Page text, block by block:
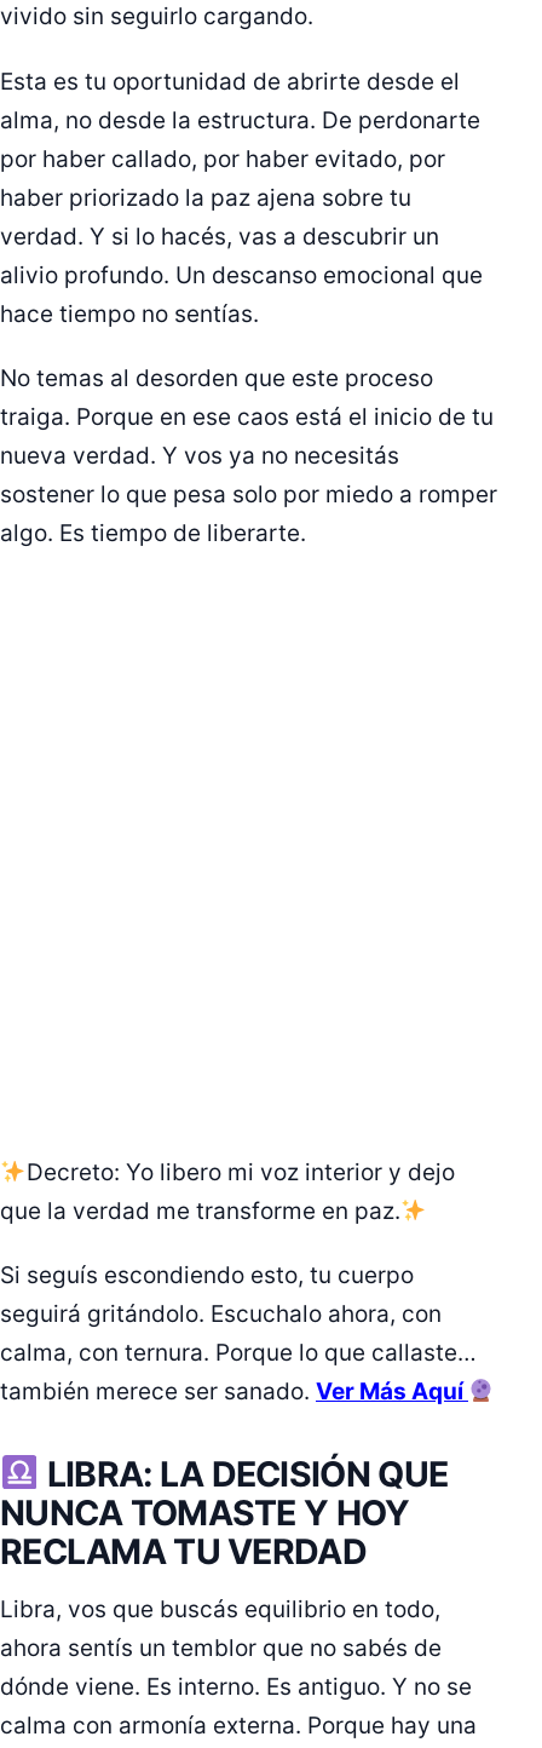
vivido sin seguirlo cargando.
Esta es tu oportunidad de abrirte desde el
alma, no desde la estructura. De perdonarte
por haber callado, por haber evitado, por
haber priorizado la paz ajena sobre tu
verdad. Y si lo hacés, vas a descubrir un
alivio profundo. Un descanso emocional que
hace tiempo no sentías.
No temas al desorden que este proceso
traiga. Porque en ese caos está el inicio de tu
nueva verdad. Y vos ya no necesitás
sostener lo que pesa solo por miedo a romper
algo. Es tiempo de liberarte.
Decreto: Yo libero mi voz interior y dejo
que la verdad me transforme en paz.
Si seguís escondiendo esto, tu cuerpo
seguirá gritándolo. Escuchalo ahora, con
calma, con ternura. Porque lo que callaste…
también merece ser sanado. Ver Más Aquí
LIBRA: LA DECISIÓN QUE
NUNCA TOMASTE Y HOY
RECLAMA TU VERDAD
Libra, vos que buscás equilibrio en todo,
ahora sentís un temblor que no sabés de
dónde viene. Es interno. Es antiguo. Y no se
calma con armonía externa. Porque hay una